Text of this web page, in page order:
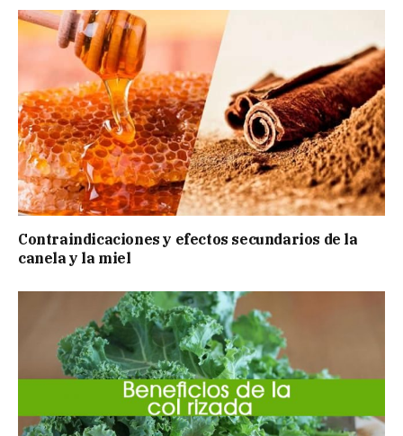
Contraindicaciones y efectos secundarios de la
canela y la miel